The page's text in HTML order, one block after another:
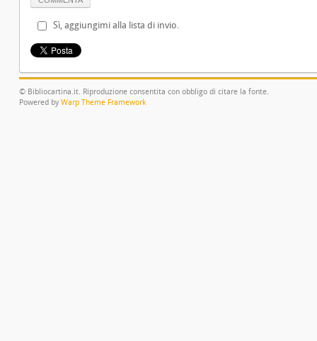
Sì, aggiungimi alla lista di invio.
© Bibliocartina.it. Riproduzione consentita con obbligo di citare la fonte.
Powered by Warp Theme Framework